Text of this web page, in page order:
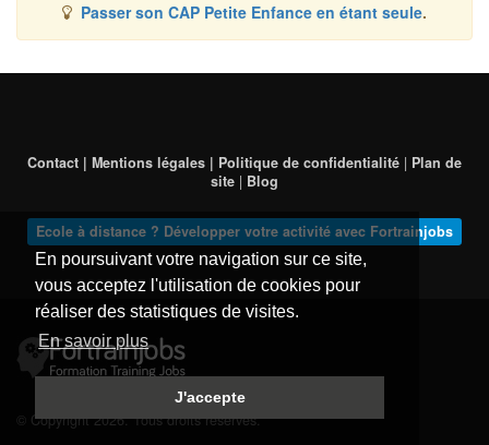
En poursuivant votre navigation sur ce site,
vous acceptez l'utilisation de cookies pour
réaliser des statistiques de visites.
En savoir plus
J'accepte
Passer son CAP Petite Enfance en étant seule.
Contact | Mentions légales | Politique de confidentialité | Plan de
site | Blog
Ecole à distance ? Développer votre activité avec Fortrainjobs
© Copyright 2026. Tous droits réservés.